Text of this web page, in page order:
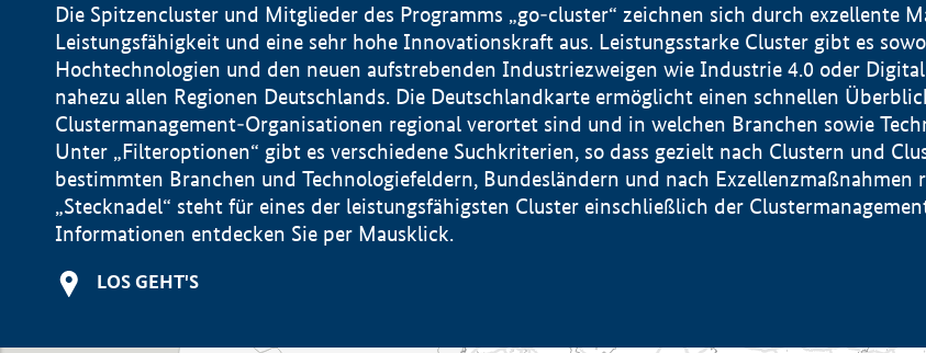
Die Spitzencluster und Mitglieder des Programms „go-cluster“ zeichnen sich durch exzellente
Leistungsfähigkeit und eine sehr hohe Innovationskraft aus. Leistungsstarke Cluster gibt es
Hochtechnologien und den neuen aufstrebenden Industriezweigen wie Industrie 4.0 oder
nahezu allen Regionen Deutschlands. Die Deutschlandkarte ermöglicht einen schnellen
Clustermanagement-Organisationen regional verortet sind und in welchen Branchen sowie
Unter „Filteroptionen“ gibt es verschiedene Suchkriterien, so dass gezielt nach Clustern und
bestimmten Branchen und Technologiefeldern, Bundesländern und nach Exzellenzmaßnahmen
„Stecknadel“ steht für eines der leistungsfähigsten Cluster einschließlich der
Informationen entdecken Sie per Mausklick.
LOS GEHT'S